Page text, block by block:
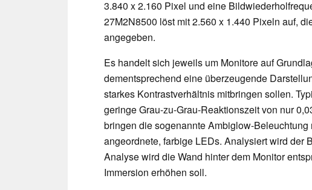
3.840 x 2.160 Pixel und eine
27M2N8500 löst mit 2.560 x 1.440 Pixeln auf,
angegeben.
Es handelt sich jeweils um Monitore auf
dementsprechend eine überzeugende
starkes Kontrastverhältnis mitbringen sollen.
geringe Grau-zu-Grau-Reaktionszeit von nur
bringen die sogenannte Ambiglow-
angeordnete, farbige LEDs. Analysiert wird der
Analyse wird die Wand hinter dem Monitor
Immersion erhöhen soll.